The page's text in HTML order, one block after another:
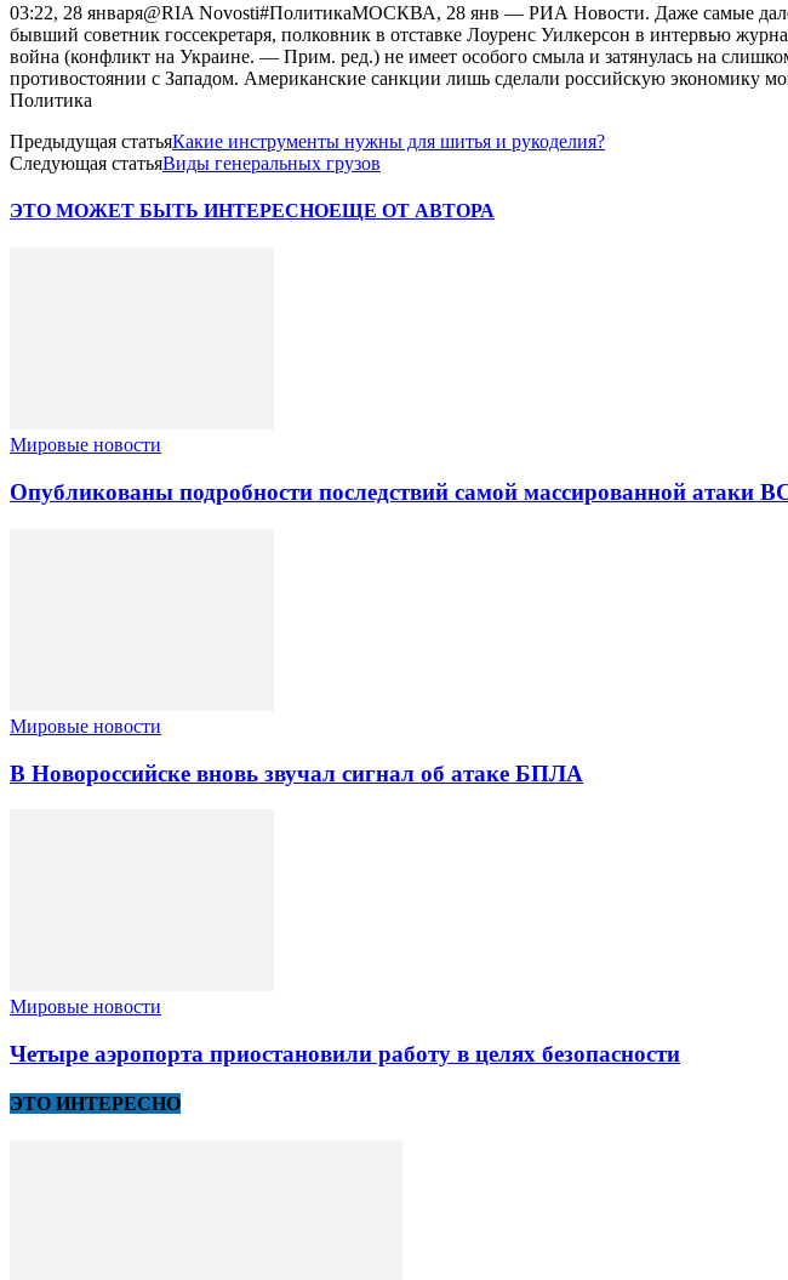
03:22, 28 января@RIA Novosti#ПолитикаМОСКВА, 28 янв — РИА Новости. Даже самые
бывший советник госсекретаря, полковник в отставке Лоуренс Уилкерсон в интервью
война (конфликт на Украине. — Прим. ред.) не имеет особого смыла и затянулась на
противостоянии с Западом. Американские санкции лишь сделали российскую
Политика
Предыдущая статьяКакие инструменты нужны для шитья и рукоделия?
Следующая статьяВиды генеральных грузов
ЭТО МОЖЕТ БЫТЬ ИНТЕРЕСНОЕЩЕ ОТ АВТОРА
Мировые новости
Опубликованы подробности последствий самой массированной атаки
Мировые новости
В Новороссийске вновь звучал сигнал об атаке БПЛА
Мировые новости
Четыре аэропорта приостановили работу в целях безопасности
ЭТО ИНТЕРЕСНО